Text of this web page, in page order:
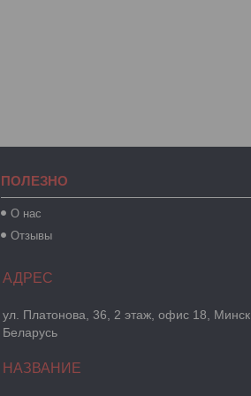
ПОЛЕЗНО
О нас
Отзывы
ул. Платонова, 36, 2 этаж, офис 18, Минск,
Беларусь